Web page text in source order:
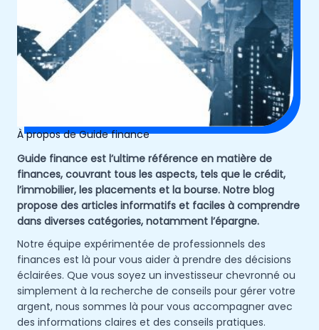
À propos de Guide finance
Guide finance est l’ultime référence en matière de
finances, couvrant tous les aspects, tels que le crédit,
l’immobilier, les placements et la bourse. Notre blog
propose des articles informatifs et faciles à comprendre
dans diverses catégories, notamment l’épargne.
Notre équipe expérimentée de professionnels des
finances est là pour vous aider à prendre des décisions
éclairées. Que vous soyez un investisseur chevronné ou
simplement à la recherche de conseils pour gérer votre
argent, nous sommes là pour vous accompagner avec
des informations claires et des conseils pratiques.